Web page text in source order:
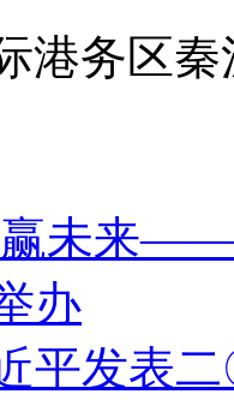
港务区秦
未来
办
平发表